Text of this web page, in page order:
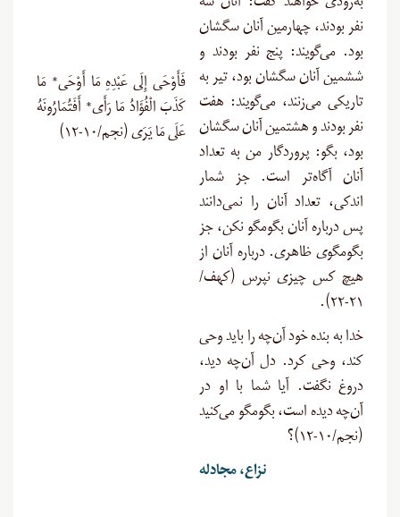
به‌زودی خواهند گفت: آنان سه
نفر بودند، چهارمین آنان سگشان
بود. می‌گویند: پنج نفر بودند و
ششمین آنان سگشان بود، تیر به
تاریکی می‌زنند، می‌گویند: هفت
نفر بودند و هشتمین آنان سگشان
بود، بگو: پروردگار من به تعداد
آنان آگاه‌تر است. جز شمار
اندکی، تعداد آنان را نمی‌دانند
پس درباره آنان بگومگو نکن، جز
بگومگوی ظاهری. درباره آنان از
هیچ کس چیزی نپرس (کهف/
۲۱-۲۲).
خدا به بنده خود آن‌چه را باید وحی
کند، وحی کرد. دل آن‌چه دید،
دروغ نگفت. آیا شما با او در
آن‌چه دیده است، بگو‌مگو می‌کنید
(نجم/۱۰-۱۲)؟
نزاع، مجادله
فَأَوْحَى إِلَى عَبْدِهِ مَا أَوْحَى* مَا
كَذَبَ الْفُؤَادُ مَا رَأَى* أَفَتُمَارُونَهُ
عَلَى مَا يَرَى (نجم/۱۰-۱۲)